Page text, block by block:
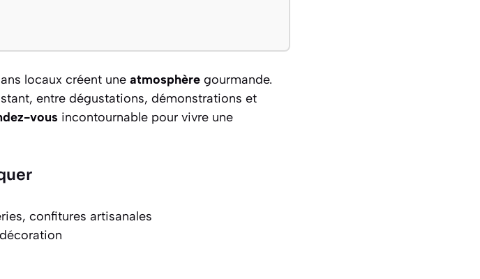
locaux créent une atmosphère gourmande.
entre dégustations, démonstrations et
vous incontournable pour vivre une
confitures artisanales